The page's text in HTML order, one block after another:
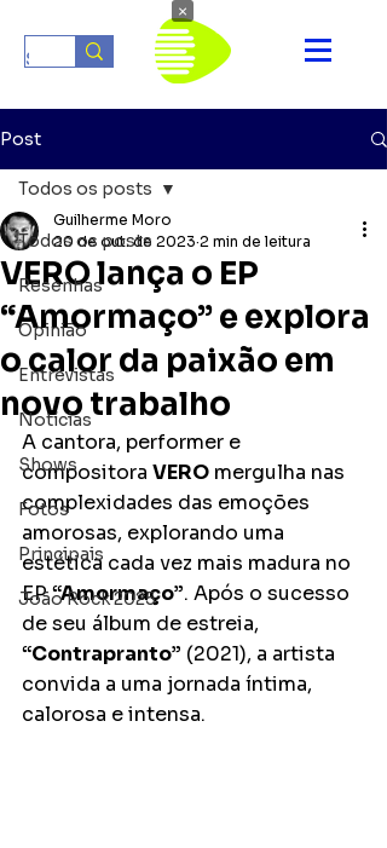
Post
Todos os posts
Resenhas
Opinião
Entrevistas
Notícias
Shows
Fotos
Principais
João Rock 2025
Todos os posts
VERO lança o EP
“Amormaço” e explora
o calor da paixão em
novo trabalho
Guilherme Moro
20 de out. de 2023 2 min de leitura
A cantora, performer e
compositora VERO mergulha nas
complexidades das emoções
amorosas, explorando uma
estética cada vez mais madura no
EP “Amormaço”. Após o sucesso
de seu álbum de estreia,
“Contrapranto” (2021), a artista
convida a uma jornada íntima,
calorosa e intensa.
×